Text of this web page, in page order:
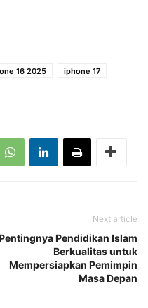
16 2025
iphone 17
Next article
Pendidikan Islam
Berkualitas untuk
Mempersiapkan Pemimpin
Masa Depan